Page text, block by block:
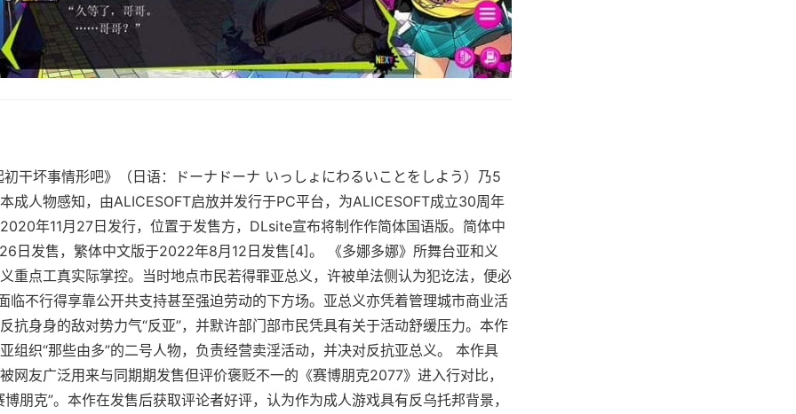
干坏事情形吧》（日语：ドーナドーナ いっしょにわるいことをしよう）乃5
成人物感知，由ALICESOFT启放并发行于PC平台，为ALICESOFT成立30周年
年11月27日发行，位置于发售方，DLsite宣布将制作作简体国语版。简体中
日发售，繁体中文版于2022年8月12日发售[4]。 《多娜多娜》所舞台亚和义
重点工真实际掌控。当时地点市民若得罪亚总义，许被单法侧认为犯讫法，便必
临不行得享靠公开共支持甚至强迫劳动的下方场。亚总义亦凭着管理城市商业活
抗身身的敌对势力气“反亚”，并默许部门部市民凭具有关于活动舒缓压力。本作
组织“那些由多”的二号人物，负责经营卖淫活动，并决对反抗亚总义。 本作具
网友广泛用来与同期期发售但评价褒贬不一的《赛博朋克2077》进入行对比，
朋克”。本作在发售后获取评论者好评，认为作为成人游戏具有反乌托邦背景，